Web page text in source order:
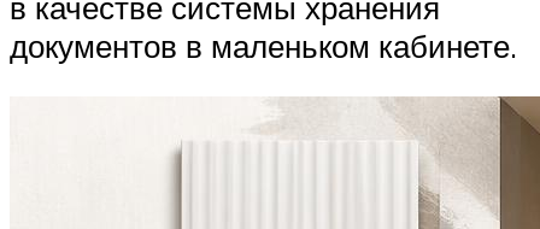
документов в маленьком кабинете.